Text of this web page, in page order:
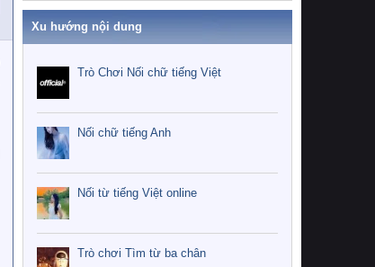
Xu hướng nội dung
Trò Chơi Nối chữ tiếng Việt
Nối chữ tiếng Anh
Nối từ tiếng Việt online
Trò chơi Tìm từ ba chân